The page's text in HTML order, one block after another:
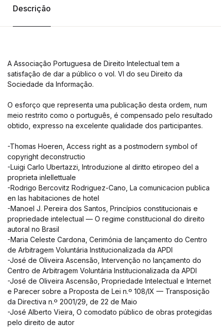
Descrição
A Associação Portuguesa de Direito Intelectual tem a
satisfação de dar a público o vol. VI do seu Direito da
Sociedade da Informação.
O esforço que representa uma publicação desta ordem, num
meio restrito como o português, é compensado pelo resultado
obtido, expresso na excelente qualidade dos participantes.
-Thomas Hoeren, Access right as a postmodern symbol of
copyright deconstructio
-Luigi Carlo Ubertazzi, Introduzione al diritto etiropeo del a
proprieta inlellettuale
-Rodrigo Bercovitz Rodriguez-Cano, La comunicacion publica
en las habitaciones de hotel
-Manoel J. Pereira dos Santos, Princípios constitucionais e
propriedade intelectual — O regime constitucional do direito
autoral no Brasil
-Maria Celeste Cardona, Cerimónia de lançamento do Centro
de Arbitragem Voluntária Institucionalizada da APDl
-José de Oliveira Ascensão, Intervenção no lançamento do
Centro de Arbitragem Voluntária Institucionalizada da APDI
-José de Oliveira Ascensão, Propriedade Intelectual e Internet
e Parecer sobre a Proposta de Lei n.º 108/IX — Transposição
da Directiva n.º 2001/29, de 22 de Maio
-José Alberto Vieira, O comodato público de obras protegidas
pelo direito de autor